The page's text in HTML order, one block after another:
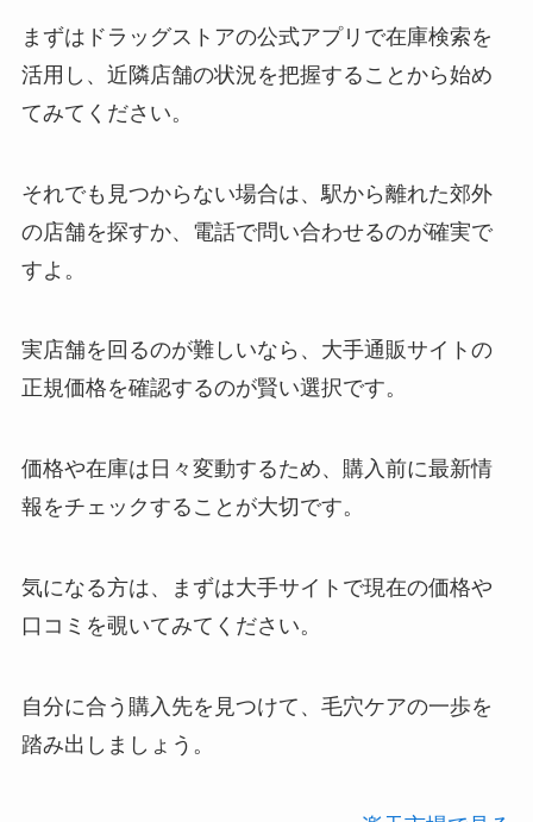
まずはドラッグストアの公式アプリで在庫検索を
活用し、近隣店舗の状況を把握することから始め
てみてください。
それでも見つからない場合は、駅から離れた郊外
の店舗を探すか、電話で問い合わせるのが確実で
すよ。
実店舗を回るのが難しいなら、大手通販サイトの
正規価格を確認するのが賢い選択です。
価格や在庫は日々変動するため、購入前に最新情
報をチェックすることが大切です。
気になる方は、まずは大手サイトで現在の価格や
口コミを覗いてみてください。
自分に合う購入先を見つけて、毛穴ケアの一歩を
踏み出しましょう。